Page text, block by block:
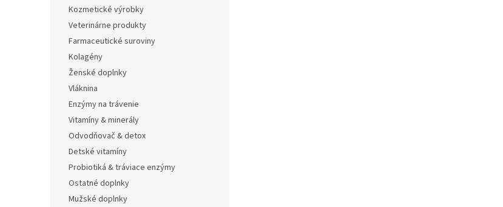
Kozmetické výrobky
Veterinárne produkty
Farmaceutické suroviny
Kolagény
Ženské doplnky
Vláknina
Enzýmy na trávenie
Vitamíny & minerály
Odvodňovač & detox
Detské vitamíny
Probiotiká & tráviace enzýmy
Ostatné doplnky
Mužské doplnky